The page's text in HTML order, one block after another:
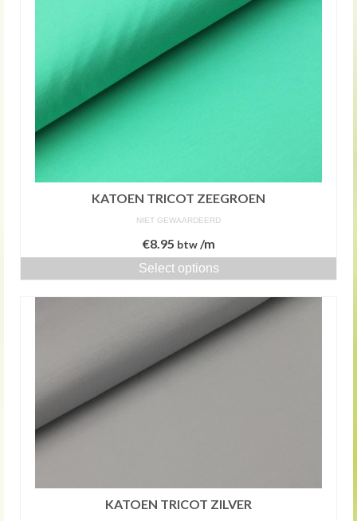
KATOEN TRICOT ZEEGROEN
NIET GEWAARDEERD
€8.95 btw/m
Select options
KATOEN TRICOT ZILVER